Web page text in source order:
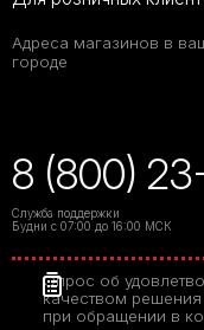
Адреса магазинов в
городе
8 (800)
Служба поддержки
Будни с 07:00 до 16:00 МСК
Опрос об
качеством
при обращении в